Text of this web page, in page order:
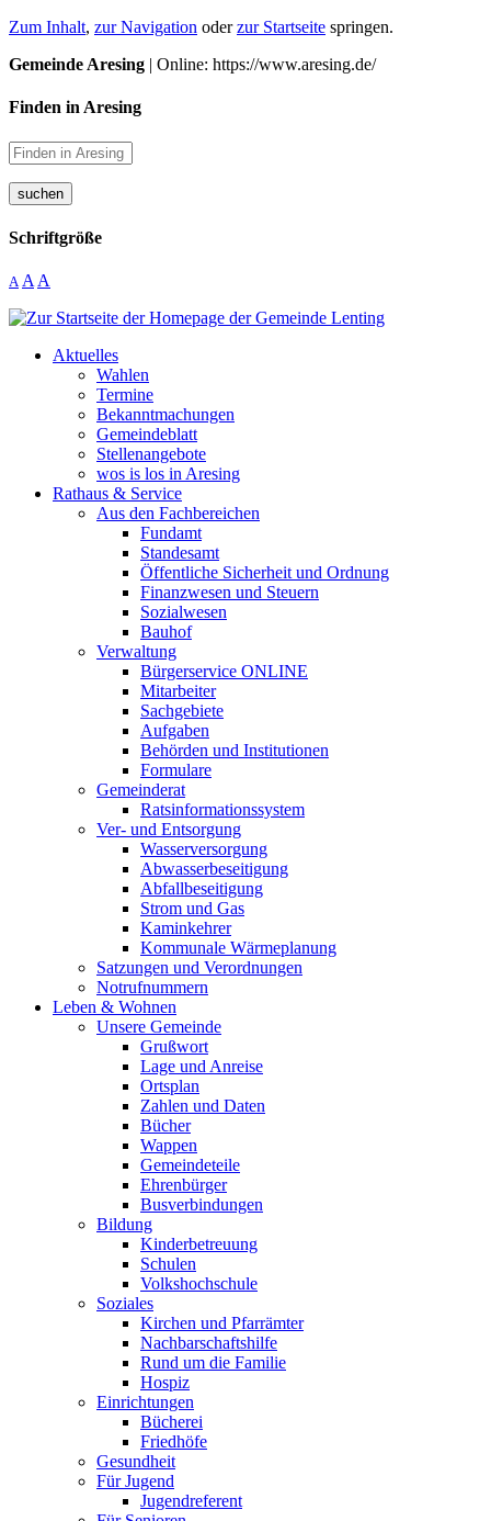
Zum Inhalt, zur Navigation oderzur Startseite springen.
Gemeinde Aresing | Online: https://www.aresing.de/
Finden in Aresing
suchen
Schriftgröße
A A A
Aktuelles
Wahlen
Termine
Bekanntmachungen
Gemeindeblatt
Stellenangebote
wos is los in Aresing
Rathaus & Service
Aus den Fachbereichen
Fundamt
Standesamt
Öffentliche Sicherheit und Ordnung
Finanzwesen und Steuern
Sozialwesen
Bauhof
Verwaltung
Bürgerservice ONLINE
Mitarbeiter
Sachgebiete
Aufgaben
Behörden und Institutionen
Formulare
Gemeinderat
Ratsinformationssystem
Ver- und Entsorgung
Wasserversorgung
Abwasserbeseitigung
Abfallbeseitigung
Strom und Gas
Kaminkehrer
Kommunale Wärmeplanung
Satzungen und Verordnungen
Notrufnummern
Leben & Wohnen
Unsere Gemeinde
Grußwort
Lage und Anreise
Ortsplan
Zahlen und Daten
Bücher
Wappen
Gemeindeteile
Ehrenbürger
Busverbindungen
Bildung
Kinderbetreuung
Schulen
Volkshochschule
Soziales
Kirchen und Pfarrämter
Nachbarschaftshilfe
Rund um die Familie
Hospiz
Einrichtungen
Bücherei
Friedhöfe
Gesundheit
Für Jugend
Jugendreferent